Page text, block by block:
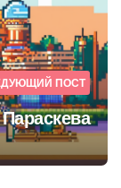
ПОСТ
Параскева